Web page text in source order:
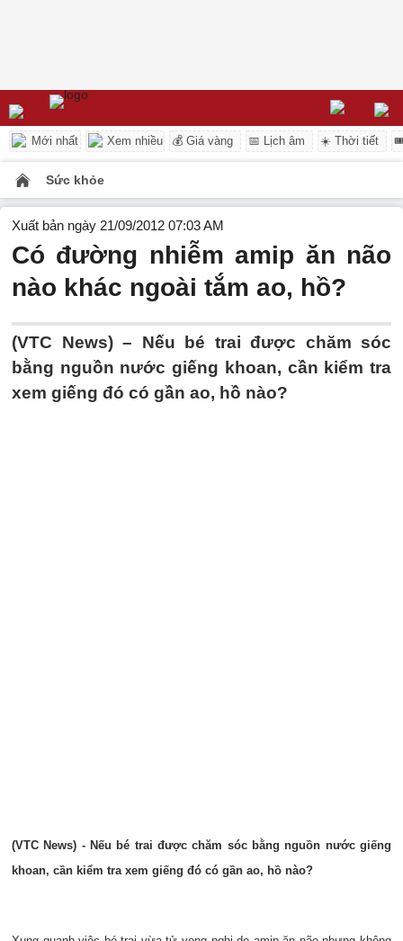
Mới nhất Xem nhiều 💰 Giá vàng 📅 Lịch âm ☀️ Thời tiết
Sức khỏe
Xuất bản ngày 21/09/2012 07:03 AM
Có đường nhiễm amip ăn não
nào khác ngoài tắm ao, hồ?
(VTC News) – Nếu bé trai được chăm sóc
bằng nguồn nước giếng khoan, cần kiểm tra
xem giếng đó có gần ao, hồ nào?
(VTC News) - Nếu bé trai được chăm sóc bằng nguồn nước giếng
khoan, cần kiểm tra xem giếng đó có gần ao, hồ nào?